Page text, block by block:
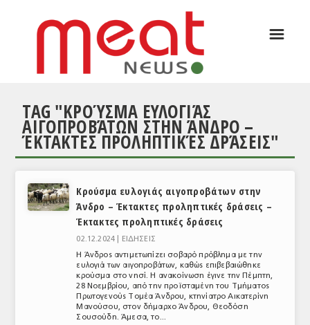
ΕΙΔΗΣΕΙΣ
ΣΥΝΕΝΤΕΥΞΕΙΣ
ΑΝΑΛΥΣΕΙΣ
ΕΥΡΩΠΑΪΚΕΣ ΑΠΟΦΑΣΕΙΣ
☰
TAG "ΚΡΟΎΣΜΑ ΕΥΛΟΓΙΆΣ
ΑΙΓΟΠΡΟΒΆΤΩΝ ΣΤΗΝ ΆΝΔΡΟ –
ΈΚΤΑΚΤΕΣ ΠΡΟΛΗΠΤΙΚΈΣ ΔΡΆΣΕΙΣ"
Κρούσμα ευλογιάς αιγοπροβάτων στην
Άνδρο – Έκτακτες προληπτικές δράσεις –
Έκτακτες προληπτικές δράσεις
02.12.2024 |
ΕΙΔΗΣΕΙΣ
Η Άνδρος αντιμετωπίζει σοβαρό πρόβλημα με την
ευλογιά των αιγοπροβάτων, καθώς επιβεβαιώθηκε
κρούσμα στο νησί. Η ανακοίνωση έγινε την Πέμπτη,
28 Νοεμβρίου, από την προϊσταμένη του Τμήματος
Πρωτογενούς Τομέα Άνδρου, κτηνίατρο Αικατερίνη
Μανούσου, στον δήμαρχο Άνδρου, Θεοδόση
Σουσούδη. Άμεσα, το...